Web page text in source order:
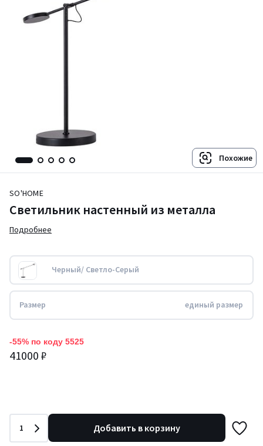
Похожие
SO'HOME
Светильник настенный из металла
Подробнее
Черный/ Светло-Серый
Размер единый размер
-55% по коду 5525
41000 ₽
Количество
1 Добавить в корзину